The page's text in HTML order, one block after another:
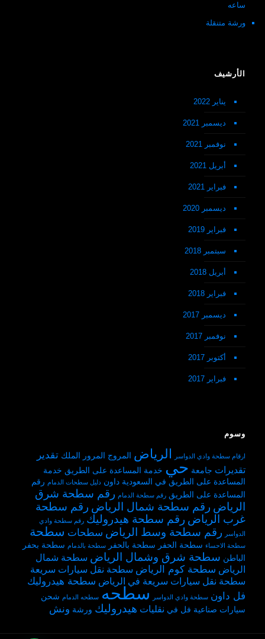
ساعه
ورشة متنقلة
الأرشيف
يناير 2022
ديسمبر 2021
نوفمبر 2021
أبريل 2021
فبراير 2021
ديسمبر 2020
فبراير 2019
سبتمبر 2018
أبريل 2018
فبراير 2018
ديسمبر 2017
نوفمبر 2017
أكتوبر 2017
فبراير 2017
وسوم
ارقام سطحة وادي الدواسر الرياض المروج المرور الملك تقدير
تقديرات جامعة حي خدمة المساعدة على الطريق خدمة
المساعدة على الطريق في السعودية داون دليل سطحات الدمام رقم
المساعدة على الطريق رقم سطحة الدمام رقم سطحة شرق
الرياض رقم سطحة شمال الرياض رقم سطحة
غرب الرياض رقم سطحة هيدروليك رقم سطحة وادي
الدواسر
رقم سطحة وسط الرياض سطحات سطحة
سطحة الاحساء سطحة الحفر سطحة بالحفر سطحة بالدمام سطحة بحفر
الباطن سطحة شرق وشمال الرياض سطحة شمال
الرياض سطحة كوم الرياض سطحة نقل سيارات سريعة
سطحة نقل سيارات سريعة في الرياض سطحة هيدروليك
فل داون سطحة وادي الدواسر سطحه سطحه الدمام شحن
سيارات صناعية فل في نقليات هيدروليك ورشة ونش